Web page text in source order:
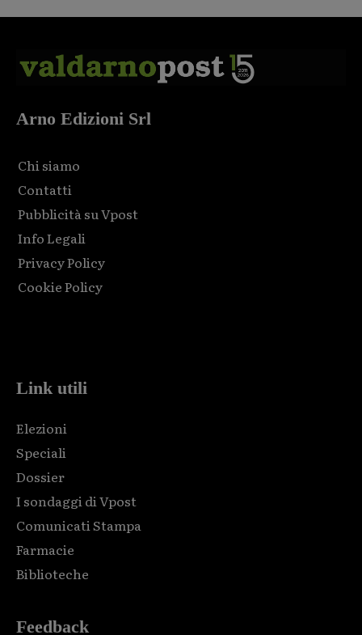
Arno Edizioni Srl
Chi siamo
Contatti
Pubblicità su Vpost
Info Legali
Privacy Policy
Cookie Policy
Link utili
Elezioni
Speciali
Dossier
I sondaggi di Vpost
Comunicati Stampa
Farmacie
Biblioteche
Feedback